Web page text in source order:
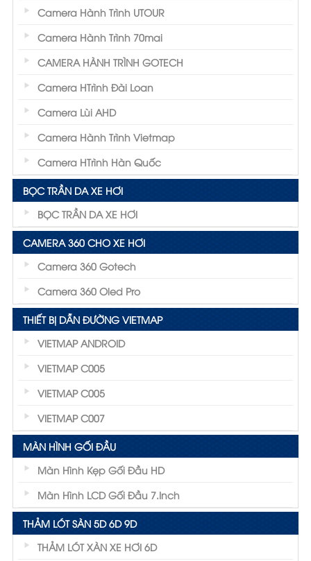
Camera Hành Trình UTOUR
Camera Hành Trình 70mai
CAMERA HÀNH TRÌNH GOTECH
Camera HTrình Đài Loan
Camera Lùi AHD
Camera Hành Trình Vietmap
Camera HTrình Hàn Quốc
BỌC TRẦN DA XE HƠI
BỌC TRẦN DA XE HƠI
CAMERA 360 CHO XE HƠI
Camera 360 Gotech
Camera 360 Oled Pro
THIẾT BỊ DẪN ĐƯỜNG VIETMAP
VIETMAP ANDROID
VIETMAP C005
VIETMAP C005
VIETMAP C007
MÀN HÌNH GỐI ĐẦU
Màn Hình Kẹp Gối Đầu HD
Màn Hình LCD Gối Đầu 7.inch
THẢM LÓT SÀN 5D 6D 9D
THẢM LÓT XÀN XE HƠI 6D